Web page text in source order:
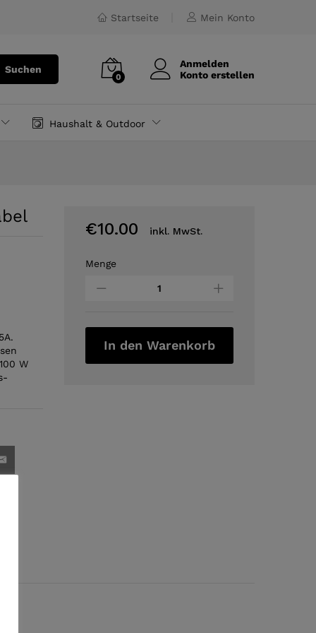
Startseite Mein Konto
Suchen
0
Anmelden
Konto erstellen
Haushalt & Outdoor
W
€10.00 inkl. MwSt.
Hoco
C
Menge
In den Warenkorb
inkl. MwSt. In den Warenkorb